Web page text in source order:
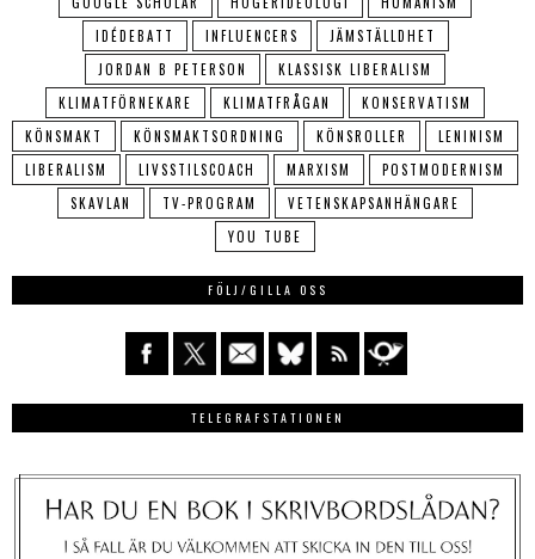
IDÉDEBATT
INFLUENCERS
JÄMSTÄLLDHET
JORDAN B PETERSON
KLASSISK LIBERALISM
KLIMATFÖRNEKARE
KLIMATFRÅGAN
KONSERVATISM
KÖNSMAKT
KÖNSMAKTSORDNING KÖNSROLLER
LENINISM
LIBERALISM
LIVSSTILSCOACH MARXISM
POSTMODERNISM
SKAVLAN
TV-PROGRAM
VETENSKAPSANHÄNGARE
YOU TUBE
FÖLJ/GILLA OSS
TELEGRAFSTATIONEN